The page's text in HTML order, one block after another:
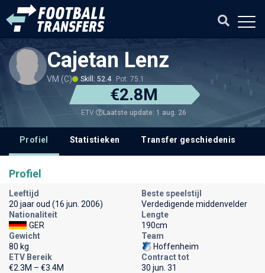
Cajetan Lenz
VM (C) Skill: 52.4 Pot: 75.1
€2.8M
ETV Laatste update: 1 aug. 26
Profiel Statistieken Transfer geschiedenis
Profiel
Leeftijd
20 jaar oud (16 jun. 2006)
Beste speelstijl
Verdedigende middenvelder
Nationaliteit
GER
Lengte
190cm
Gewicht
80 kg
Team
Hoffenheim
ETV Bereik
€2.3M – €3.4M
Contract tot
30 jun. 31